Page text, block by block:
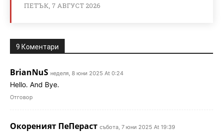
ПЕТЪК, 7 АВГУСТ 2026
9 Коментари
BrianNuS неделя, 8 юни 2025 At 0:24
Hello. And Bye.
Отговор
Окореният ПеПераст събота, 7 юни 2025 At 19:39